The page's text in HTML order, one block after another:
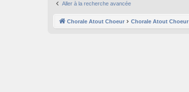
Aller à la recherche avancée
Chorale Atout Choeur Chorale Atout Choeur